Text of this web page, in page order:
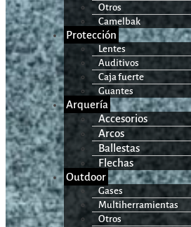
Otros
Camelbak
Protección
Lentes
Auditivos
Caja fuerte
Guantes
Arquería
Accesorios
Arcos
Ballestas
Flechas
Outdoor
Gases
Multiherramientas
Otros